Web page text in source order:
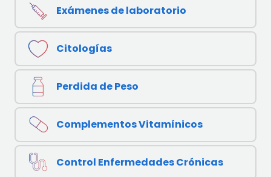
Exámenes de laboratorio
Citologías
Perdida de Peso
Complementos Vitamínicos
Control Enfermedades Crónicas